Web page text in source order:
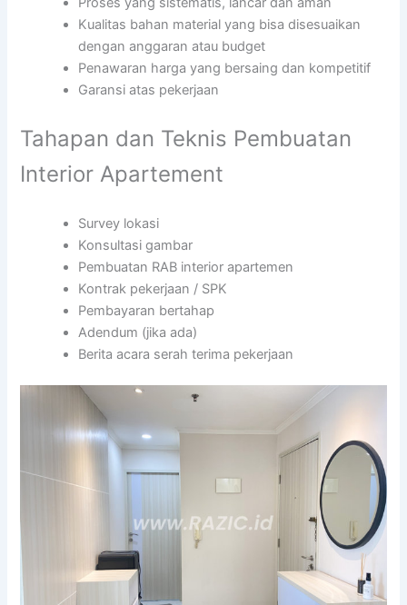
Kualitas bahan material yang bisa disesuaikan
dengan anggaran atau budget
Penawaran harga yang bersaing dan kompetitif
Garansi atas pekerjaan
Tahapan dan Teknis Pembuatan
Interior Apartement
Survey lokasi
Konsultasi gambar
Pembuatan RAB interior apartemen
Kontrak pekerjaan / SPK
Pembayaran bertahap
Adendum (jika ada)
Berita acara serah terima pekerjaan